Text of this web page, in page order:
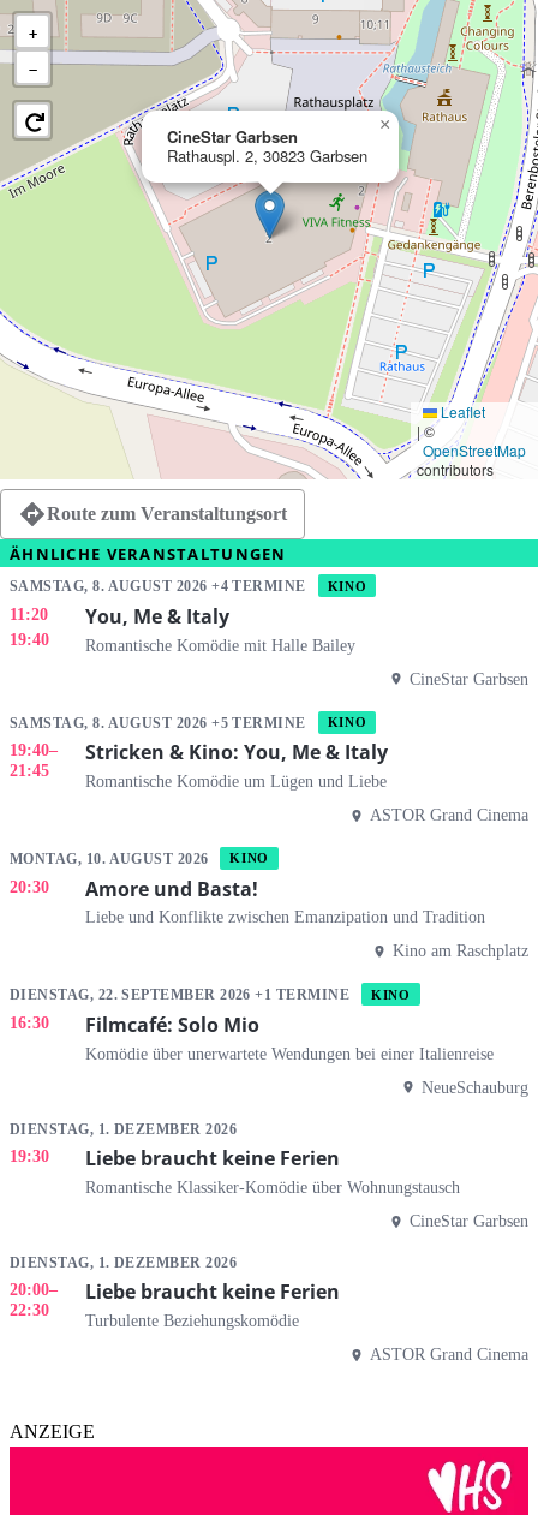
CineStar Garbsen
Rathauspl. 2, 30823 Garbsen
×
+
−
Leaflet
|©
OpenStreetMap
contributors
Route zum Veranstaltungsort
ÄHNLICHE VERANSTALTUNGEN
SAMSTAG, 8. AUGUST 2026 +4 TERMINE KINO
11:20
19:40
You, Me & Italy
Romantische Komödie mit Halle Bailey
CineStar Garbsen
SAMSTAG, 8. AUGUST 2026 +5 TERMINE KINO
19:40–
21:45
Stricken & Kino: You, Me & Italy
Romantische Komödie um Lügen und Liebe
ASTOR Grand Cinema
MONTAG, 10. AUGUST 2026 KINO
20:30 Amore und Basta!
Liebe und Konflikte zwischen Emanzipation und Tradition
Kino am Raschplatz
DIENSTAG, 22. SEPTEMBER 2026 +1 TERMINE KINO
16:30 Filmcafé: Solo Mio
Komödie über unerwartete Wendungen bei einer Italienreise
NeueSchauburg
DIENSTAG, 1. DEZEMBER 2026
19:30 Liebe braucht keine Ferien
Romantische Klassiker-Komödie über Wohnungstausch
CineStar Garbsen
DIENSTAG, 1. DEZEMBER 2026
20:00–
22:30
Liebe braucht keine Ferien
Turbulente Beziehungskomödie
ASTOR Grand Cinema
ANZEIGE